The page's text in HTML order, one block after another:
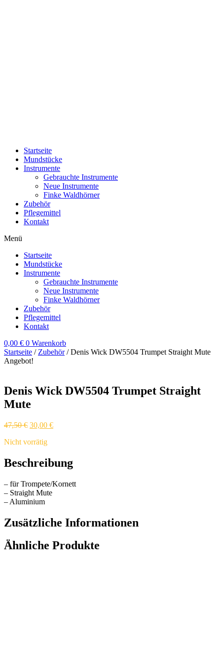
Startseite
Mundstücke
Instrumente
Gebrauchte Instrumente
Neue Instrumente
Finke Waldhörner
Zubehör
Pflegemittel
Kontakt
Menü
Startseite
Mundstücke
Instrumente
Gebrauchte Instrumente
Neue Instrumente
Finke Waldhörner
Zubehör
Pflegemittel
Kontakt
0,00 € 0 Warenkorb
Startseite / Zubehör/ Denis Wick DW5504 Trumpet Straight Mute
Angebot!
Denis Wick DW5504 Trumpet Straight
Mute
47,50€ 30,00 €
Nicht vorrätig
Beschreibung
– für Trompete/Kornett
– Straight Mute
– Aluminium
Zusätzliche Informationen
Ähnliche Produkte